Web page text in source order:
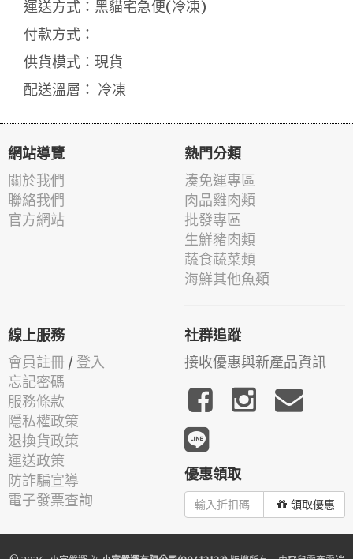
運送方式：黑貓宅急便(冷凍)
付款方式：
供貨模式：現貨
配送溫層： 冷凍
網站導覽
關於我們
聯絡我們
官方網站
熱門分類
湊免運專區
肉品雞肉類
批發專區
生鮮豬肉類
蔬食蔬菜類
海鮮其他魚類
線上服務
會員註冊 / 登入
忘記密碼
服務條款
隱私權政策
退換貨政策
運送政策
防詐騙宣導
電子發票查詢
社群追蹤
接收優惠與新產品資訊
優惠領取
領取優惠